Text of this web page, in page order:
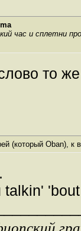
час и сплетни
то
(который Oban), к
talkin'